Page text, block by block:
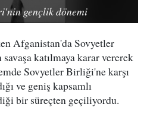
gençlik dönemi
Afganistan'da Sovyetler
katılmaya karar vererek
Sovyetler Birliği'ne karşı
ve geniş kapsamlı
bir süreçten geçiliyordu.